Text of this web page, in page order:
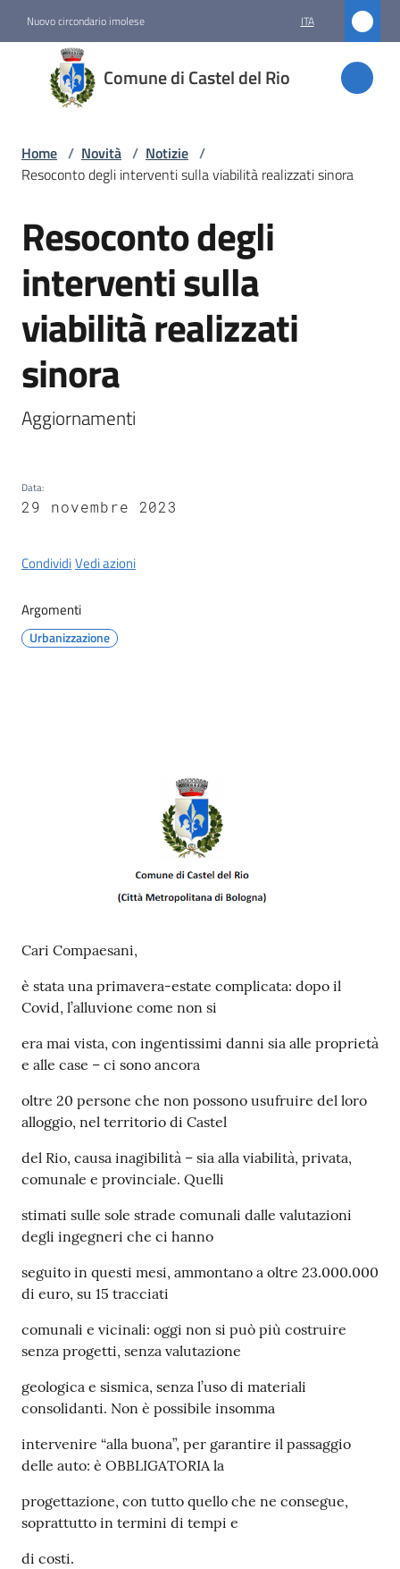
Nuovo circondario imolese ITA
Comune di Castel del Rio
Comune
di
Castel
Amministrazione
Novità
Menu selezionato
Servizi
Vivere
Castel
del
Servizi
line
Home / Novità / Notizie /
Resoconto degli interventi sulla viabilità realizzati sinora
Salta al contenuto
Resoconto degli
interventi sulla
viabilità realizzati
sinora
Aggiornamenti
Data:
29 novembre 2023
CondividiVedi azioni
Argomenti
Urbanizzazione
Cari Compaesani,
è stata una primavera-estate complicata: dopo il
Covid, l’alluvione come non si
era mai vista, con ingentissimi danni sia alle proprietà
e alle case – ci sono ancora
oltre 20 persone che non possono usufruire del loro
alloggio, nel territorio di Castel
del Rio, causa inagibilità – sia alla viabilità, privata,
comunale e provinciale. Quelli
stimati sulle sole strade comunali dalle valutazioni
degli ingegneri che ci hanno
seguito in questi mesi, ammontano a oltre 23.000.000
di euro, su 15 tracciati
comunali e vicinali: oggi non si può più costruire
senza progetti, senza valutazione
geologica e sismica, senza l’uso di materiali
consolidanti. Non è possibile insomma
intervenire “alla buona”, per garantire il passaggio
delle auto: è OBBLIGATORIA la
progettazione, con tutto quello che ne consegue,
soprattutto in termini di tempi e
di costi.